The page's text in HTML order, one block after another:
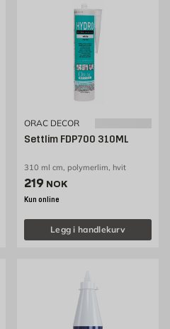
ORAC DECOR
Settlim FDP700 310ML
310 ml cm, polymerlim, hvit
Pris 219 NOK /stk
219 NOK
Kun online
Legg i handlekurv